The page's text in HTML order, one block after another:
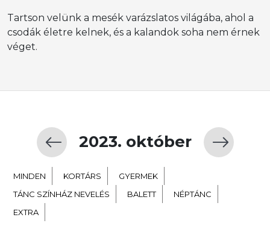
Tartson velünk a mesék varázslatos világába, ahol a
csodák életre kelnek, és a kalandok soha nem érnek
véget.
2023. október
MINDEN KORTÁRS
GYERMEK
TÁNC SZÍNHÁZ NEVELÉS
BALETT
NÉPTÁNC
EXTRA